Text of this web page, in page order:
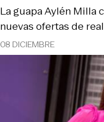
08 DICIEMBRE
La guapa Aylén Milla
nuevas ofertas de